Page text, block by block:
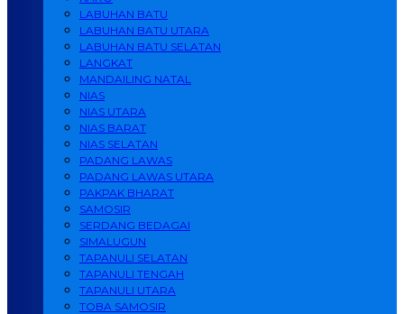
LABUHAN BATU
LABUHAN BATU UTARA
LABUHAN BATU SELATAN
LANGKAT
MANDAILING NATAL
NIAS
NIAS UTARA
NIAS BARAT
NIAS SELATAN
PADANG LAWAS
PADANG LAWAS UTARA
PAKPAK BHARAT
SAMOSIR
SERDANG BEDAGAI
SIMALUGUN
TAPANULI SELATAN
TAPANULI TENGAH
TAPANULI UTARA
TOBA SAMOSIR